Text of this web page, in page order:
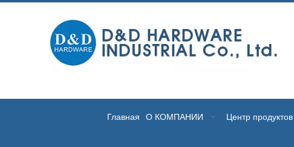
Главная О КОМПАНИИ Центр продуктов